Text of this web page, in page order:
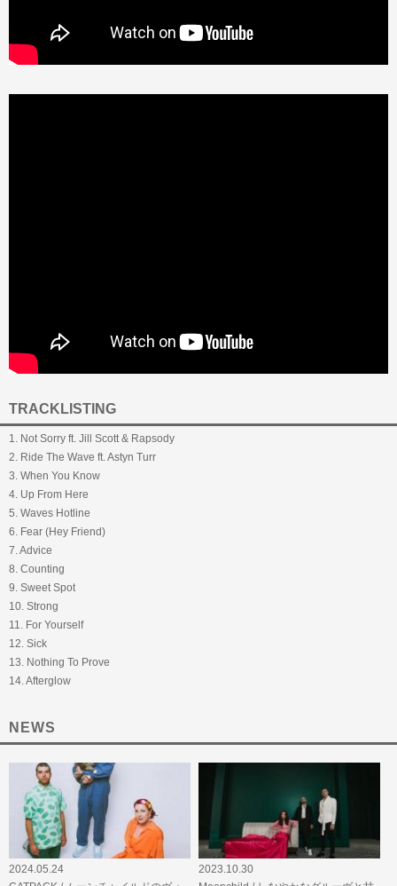
TRACKLISTING
1. Not Sorry ft. Jill Scott & Rapsody
2. Ride The Wave ft. Astyn Turr
3. When You Know
4. Up From Here
5. Waves Hotline
6. Fear (Hey Friend)
7. Advice
8. Counting
9. Sweet Spot
10. Strong
11. For Yourself
12. Sick
13. Nothing To Prove
14. Afterglow
NEWS
2024.05.24
2023.10.30